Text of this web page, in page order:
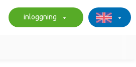
inloggning